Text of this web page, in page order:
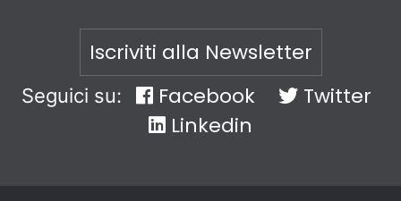
Iscriviti alla Newsletter
Seguici su: Facebook
Twitter
Linkedin